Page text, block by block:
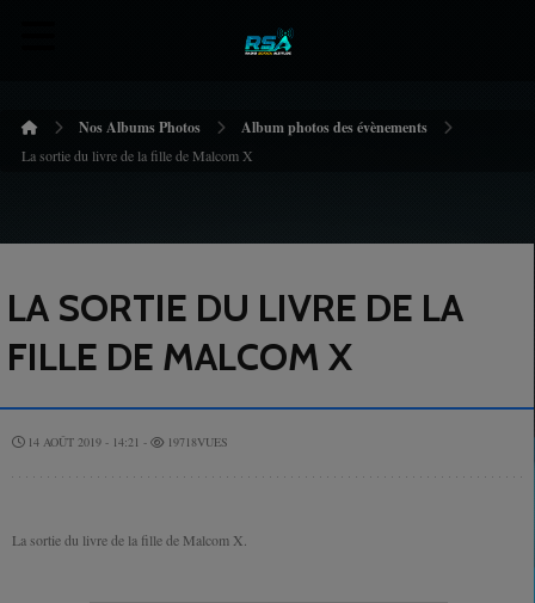
Nos Albums Photos Album photos des évènements
La sortie du livre de la fille de Malcom X
LA SORTIE DU LIVRE DE LA
FILLE DE MALCOM X
14 AOÛT 2019 - 14:21 - 19718VUES
La sortie du livre de la fille de Malcom X.